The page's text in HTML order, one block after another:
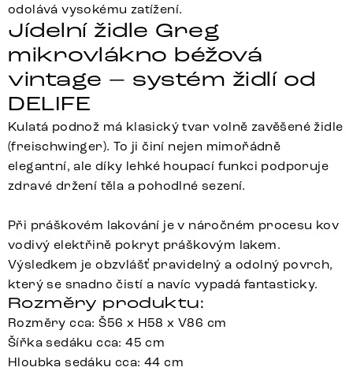
odolává vysokému zatížení.
Jídelní židle Greg
mikrovlákno béžová
vintage – systém židlí od
DELIFE
Kulatá podnož má klasický tvar volně zavěšené židle
(freischwinger). To ji činí nejen mimořádně
elegantní, ale díky lehké houpací funkci podporuje
zdravé držení těla a pohodlné sezení.
Při práškovém lakování je v náročném procesu kov
vodivý elektřině pokryt práškovým lakem.
Výsledkem je obzvlášť pravidelný a odolný povrch,
který se snadno čistí a navíc vypadá fantasticky.
Rozměry produktu:
Rozměry cca: Š56 x H58 x V86 cm
Šířka sedáku cca: 45 cm
Hloubka sedáku cca: 44 cm